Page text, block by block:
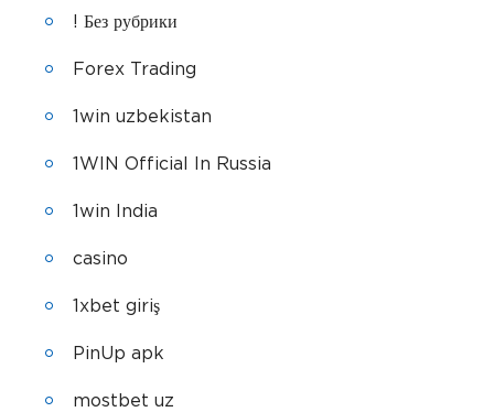
! Без рубрики
Forex Trading
1win uzbekistan
1WIN Official In Russia
1win India
casino
1xbet giriş
PinUp apk
mostbet uz